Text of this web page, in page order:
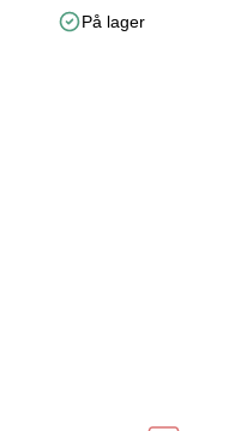
På lager